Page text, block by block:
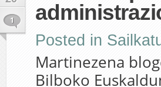
1
Posted in
Martinezena
Bilboko